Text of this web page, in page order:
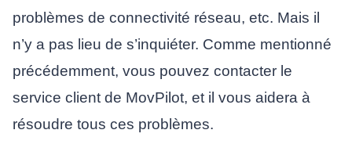
problèmes de connectivité réseau, etc. Mais il
n’y a pas lieu de s’inquiéter. Comme mentionné
précédemment, vous pouvez contacter le
service client de MovPilot, et il vous aidera à
résoudre tous ces problèmes.